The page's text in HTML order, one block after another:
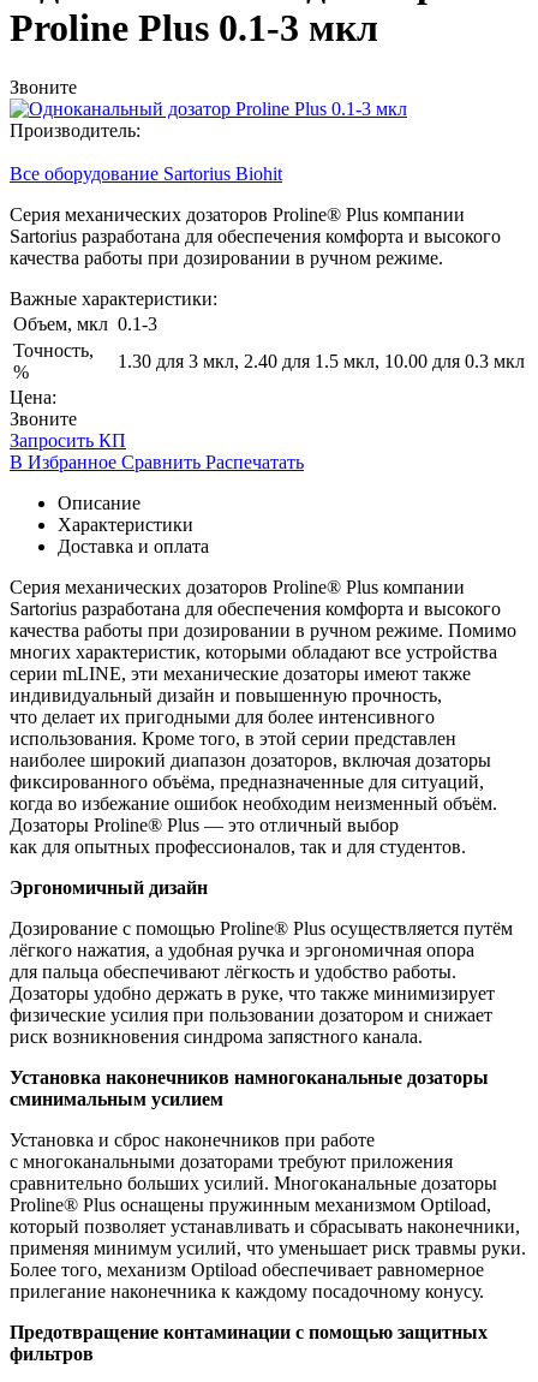
Proline Plus 0.1-3 мкл
Звоните
Производитель:
Все оборудование Sartorius Biohit
Серия механических дозаторов Proline® Plus компании
Sartorius разработана для обеспечения комфорта и высокого
качества работы при дозировании в ручном режиме.
Важные характеристики:
Объем, мкл 0.1-3
Точность,
%
1.30 для 3 мкл, 2.40 для 1.5 мкл, 10.00 для 0.3 мкл
Цена:
Звоните
Запросить КП
В Избранное Сравнить Распечатать
Описание
Характеристики
Доставка и оплата
Серия механических дозаторов Proline® Plus компании
Sartorius разработана для обеспечения комфорта и высокого
качества работы при дозировании в ручном режиме. Помимо
многих характеристик, которыми обладают все устройства
серии mLINE, эти механические дозаторы имеют также
индивидуальный дизайн и повышенную прочность,
что делает их пригодными для более интенсивного
использования. Кроме того, в этой серии представлен
наиболее широкий диапазон дозаторов, включая дозаторы
фиксированного объёма, предназначенные для ситуаций,
когда во избежание ошибок необходим неизменный объём.
Дозаторы Proline® Plus — это отличный выбор
как для опытных профессионалов, так и для студентов.
Эргономичный дизайн
Дозирование с помощью Proline® Plus осуществляется путём
лёгкого нажатия, а удобная ручка и эргономичная опора
для пальца обеспечивают лёгкость и удобство работы.
Дозаторы удобно держать в руке, что также минимизирует
физические усилия при пользовании дозатором и снижает
риск возникновения синдрома запястного канала.
Установка наконечников намногоканальные дозаторы
сминимальным усилием
Установка и сброс наконечников при работе
с многоканальными дозаторами требуют приложения
сравнительно больших усилий. Многоканальные дозаторы
Proline® Plus оснащены пружинным механизмом Optiload,
который позволяет устанавливать и сбрасывать наконечники,
применяя минимум усилий, что уменьшает риск травмы руки.
Более того, механизм Optiload обеспечивает равномерное
прилегание наконечника к каждому посадочному конусу.
Предотвращение контаминации с помощью защитных
фильтров